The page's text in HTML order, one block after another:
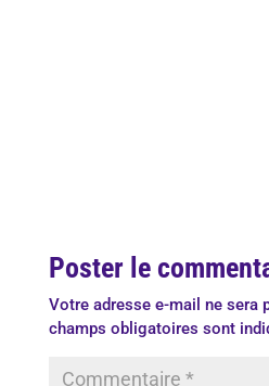
Poster le
Votre adresse e-mail ne sera
champs obligatoires sont